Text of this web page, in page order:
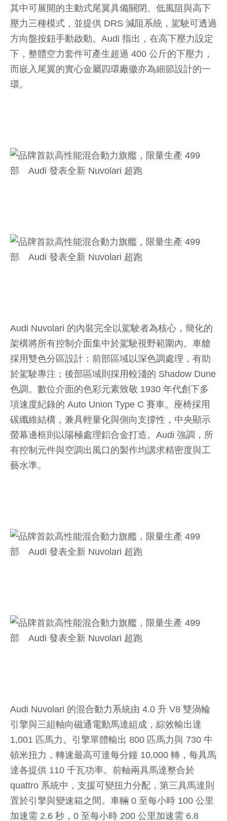
其中可展開的主動式尾翼具備關閉、低風阻與高下
壓力三種模式，並提供 DRS 減阻系統，駕駛可透過
方向盤按鈕手動啟動。Audi 指出，在高下壓力設定
下，整體空力套件可產生超過 400 公斤的下壓力，
而嵌入尾翼的實心金屬四環廠徽亦為細節設計的一
環。
Audi Nuvolari 的內裝完全以駕駛者為核心，簡化的
架構將所有控制介面集中於駕駛視野範圍內。車艙
採用雙色分區設計：前部區域以深色調處理，有助
於駕駛專注；後部區域則採用較淺的 Shadow Dune
色調。數位介面的色彩元素致敬 1930 年代創下多
項速度紀錄的 Auto Union Type C 賽車。座椅採用
碳纖維結構，兼具輕量化與側向支撐性，中央顯示
螢幕邊框則以陽極處理鋁合金打造。Audi 強調，所
有控制元件與空調出風口的製作均講求精密度與工
藝水準。
Audi Nuvolari 的混合動力系統由 4.0 升 V8 雙渦輪
引擎與三組軸向磁通電動馬達組成，綜效輸出達
1,001 匹馬力。引擎單體輸出 800 匹馬力與 730 牛
頓米扭力，轉速最高可達每分鐘 10,000 轉，每具馬
達各提供 110 千瓦功率。前軸兩具馬達整合於
quattro 系統中，支援可變扭力分配，第三具馬達則
置於引擎與變速箱之間。車輛 0 至每小時 100 公里
加速需 2.6 秒，0 至每小時 200 公里加速需 6.8